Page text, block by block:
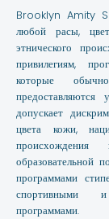
Brooklyn Amity
любой расы,
этнического
привилегиям,
которые
допускает
цвета кожи,
образовательной
программами
спортивными
программами.